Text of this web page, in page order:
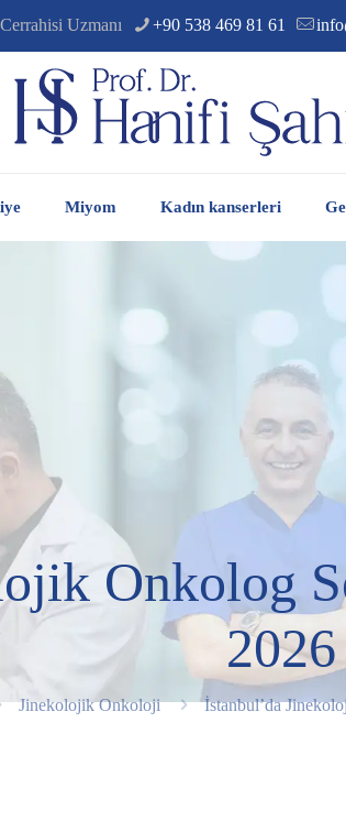
Uzmanı +90 538 469 81 61
Miyom Kadın kanserleri
Onkolog
2026
Jinekolojik Onkoloji İstanbul’da